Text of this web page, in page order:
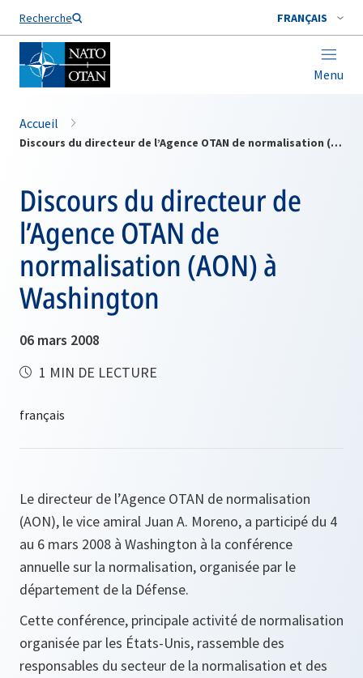
Recherche FRANÇAIS
Menu
Nom de famille*
Accueil
Discours du directeur de l’Agence OTAN de normalisation (AON) à Washington
Discours du directeur de
l’Agence OTAN de
normalisation (AON) à
Washington
06 mars 2008
1 MIN DE LECTURE
Le directeur de l’Agence OTAN de normalisation
(AON), le vice amiral Juan A. Moreno, a participé du 4
au 6 mars 2008 à Washington à la conférence
annuelle sur la normalisation, organisée par le
département de la Défense.
Cette conférence, principale activité de normalisation
organisée par les États‑Unis, rassemble des
responsables du secteur de la normalisation et des